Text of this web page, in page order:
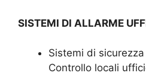
SISTEMI DI ALLARME
Sistemi di
Controllo locali